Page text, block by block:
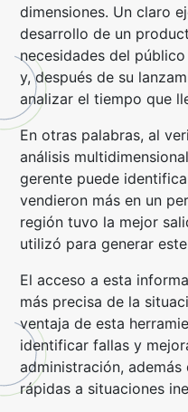
dimensiones. Un claro
desarrollo de un
necesidades del
y, después de su
analizar el tiempo que
En otras palabras, al
análisis
gerente puede
vendieron más en un
región tuvo la mejor
utilizó para generar
El acceso a esta
más precisa de la
ventaja de esta
identificar fallas y
administración,
rápidas a situaciones